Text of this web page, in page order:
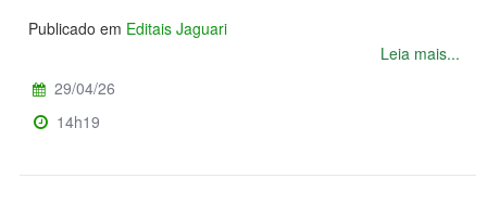
Publicado em Editais Jaguari
Leia mais...
29/04/26
14h19